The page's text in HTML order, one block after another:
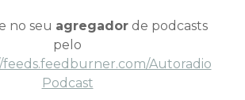
no seu agregador de podcasts
pelo
feeds.feedburner.com/Autoradio
Podcast